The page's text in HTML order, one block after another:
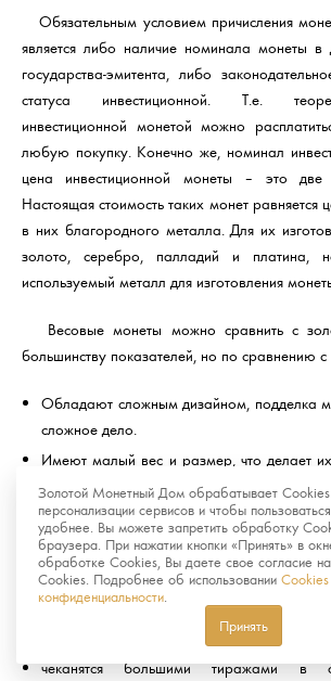
Обязательным условием причисления
является либо наличие номинала монеты в
государства-эмитента, либо
статуса инвестиционной. Т.е.
инвестиционной монетой можно
любую покупку. Конечно же, номинал
цена инвестиционной монеты – это две
Настоящая стоимость таких монет равняется
в них благородного металла. Для их
золото, серебро, палладий и платина,
используемый металл для изготовления
Весовые монеты можно сравнить с
большинству показателей, но по сравнению
Обладают сложным дизайном, подделка
сложное дело.
Имеют малый вес и размер, что делает
хранении и реализации.
Памятные и инвестиционные монеты
вторые:
не пользуются большим спросом у
не имеют художественной ценности
чеканятся большими тиражами в
Золотой Монетный Дом обрабатывает
персонализации сервисов и чтобы
удобнее. Вы можете запретить обработку
браузера. При нажатии кнопки «Принять» в
обработке Cookies, Вы даете свое согласие
Cookies. Подробнее об использовании Cookies
конфиденциальности
Принять